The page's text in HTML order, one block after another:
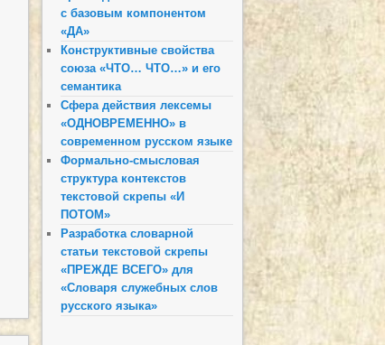
с базовым компонентом
«ДА»
Конструктивные свойства
союза «ЧТО… ЧТО…» и его
семантика
Сфера действия лексемы
«ОДНОВРЕМЕННО» в
современном русском языке
Формально-смысловая
структура контекстов
текстовой скрепы «И
ПОТОМ»
Разработка словарной
статьи текстовой скрепы
«ПРЕЖДЕ ВСЕГО» для
«Словаря служебных слов
русского языка»